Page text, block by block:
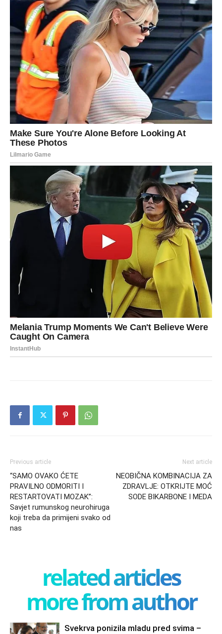
Previous article
“SAMO OVAKO ĆETE
PRAVILNO ODMORITI I
RESTARTOVATI MOZAK”:
Savjet rumunskog neurohiruga
koji treba da primijeni svako od
nas
Next article
NEOBIČNA KOMBINACIJA ZA
ZDRAVLJE: OTKRIJTE MOĆ
SODE BIKARBONE I MEDA
related articles
more from author
Svekrva ponizila mladu pred svima –